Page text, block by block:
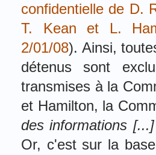
confidentielle de D.
T. Kean et L.
2/01/08). Ainsi,
détenus sont
transmises à la
et Hamilton, la
des informations
Or, c'est sur la